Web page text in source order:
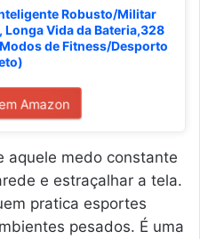
Robusto/Militar
Longa Vida da Bateria,328
de Fitness/Desporto
Amazon
aquele medo constante
e estraçalhar a tela.
pratica esportes
pesados. É uma